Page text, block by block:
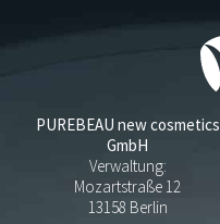
PUREBEAU new cosmetics
GmbH
Verwaltung:
Mozartstraße 12
13158 Berlin